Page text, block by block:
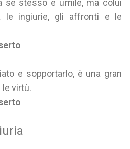
sé stesso è umile, ma colui
le ingiurie, gli affronti e le
e sopportarlo, è una gran
virtù.